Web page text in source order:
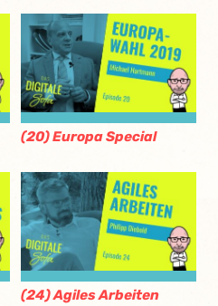
(20) Europa Special
(24) Agiles Arbeiten